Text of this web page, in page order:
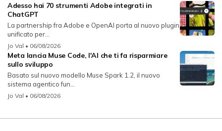
Adesso hai 70 strumenti Adobe integrati in
ChatGPT
La partnership fra Adobe e OpenAI porta al nuovo plugin
unificato per...
Jo Val • 06/08/2026
Meta lancia Muse Code, l'AI che ti fa risparmiare
sullo sviluppo
Basato sul nuovo modello Muse Spark 1.2, il nuovo
sistema agentico fun...
Jo Val • 06/08/2026